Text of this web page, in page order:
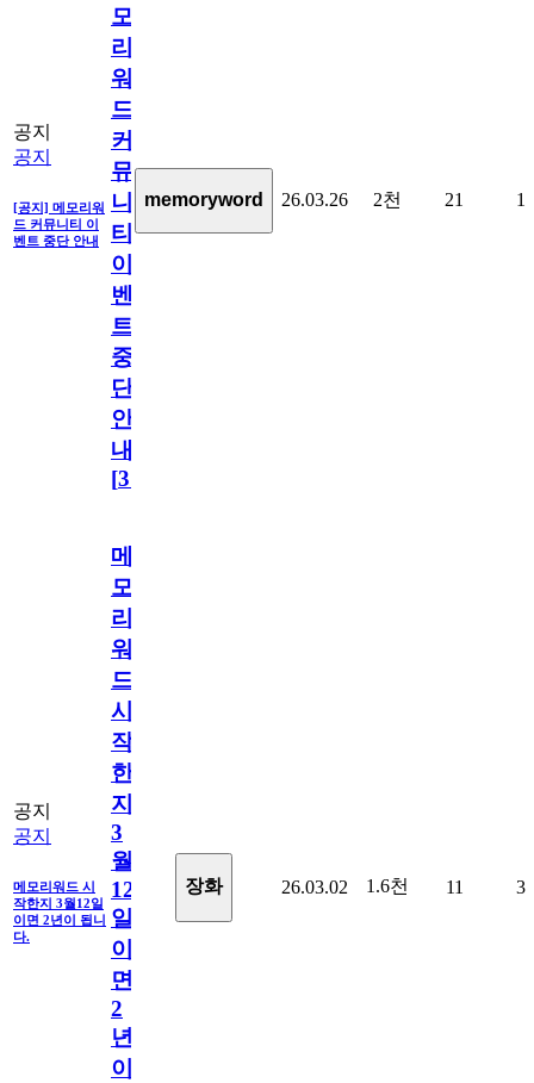
공지
공지
[공지] 메모리워
드 커뮤니티 이
벤트 중단 안내
모
리
워
드
커
뮤
니
티
이
벤
트
중
단
안
내
[31
memoryword 26.03.26 2천 21 1
공지
공지
메모리워드 시
작한지 3월12일
이면 2년이 됩니
다.
메
모
리
워
드
시
작
한
지
3
월
12
일
이
면
2
년
이
장화 26.03.02 1.6천 11 3